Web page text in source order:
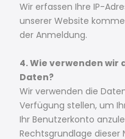
Wir erfassen Ihre IP-
unserer Website
der Anmeldung.
4. Wie verwenden wir
Daten?
Wir verwenden die
Verfügung stellen, um
Ihr Benutzerkonto
Rechtsgrundlage dieser